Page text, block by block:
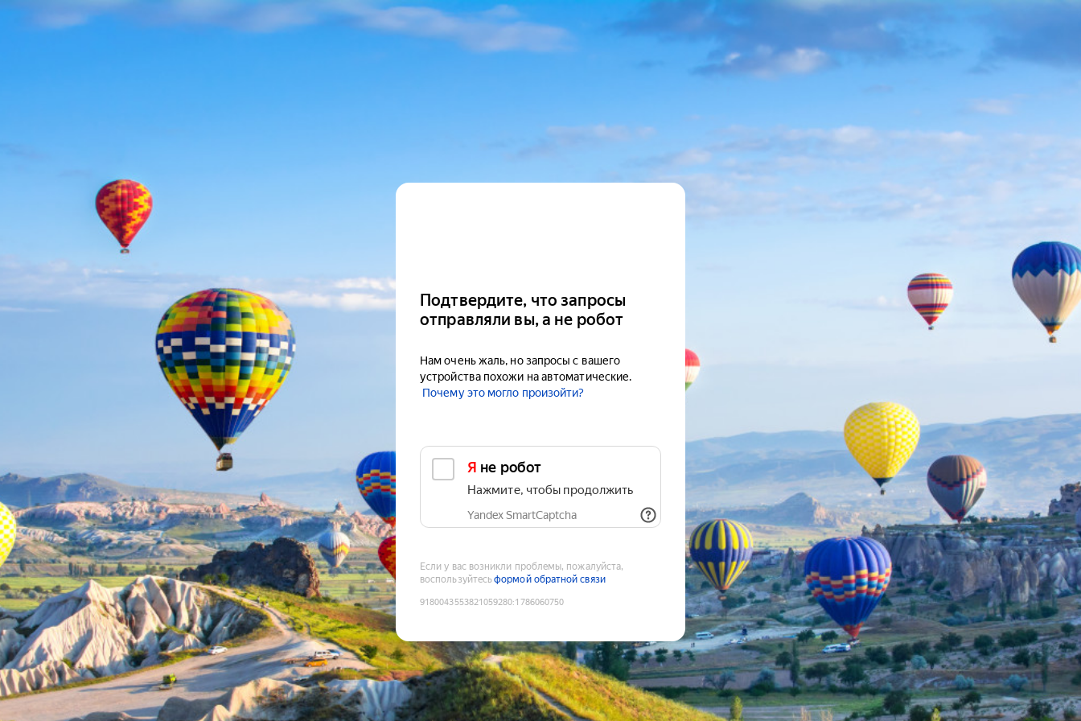
Подтвердите, что запросы
отправляли вы, а не робот
Нам очень жаль, но запросы с вашего
устройства похожи на автоматические.
Почему это могло произойти?
Я не робот
Нажмите, чтобы продолжить
Yandex SmartCaptcha
Если у вас возникли проблемы, пожалуйста,
воспользуйтесьформой обратной связи
9180043553821059280:1786060750